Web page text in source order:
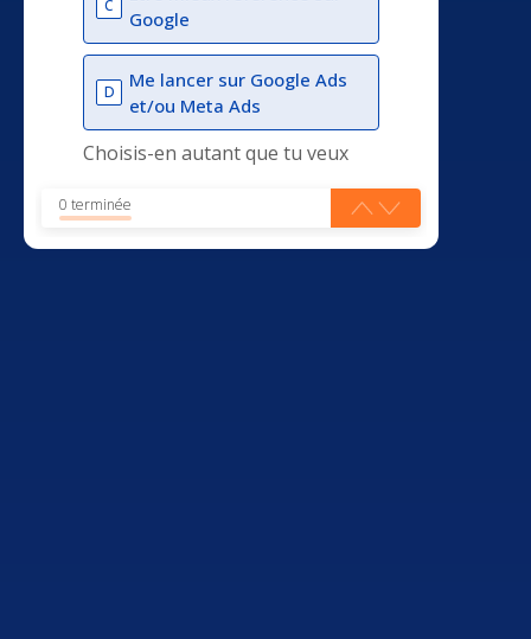
C
Google
D
Me lancer sur Google Ads
et/ou Meta Ads
Choisis-en autant que tu veux
0 terminée